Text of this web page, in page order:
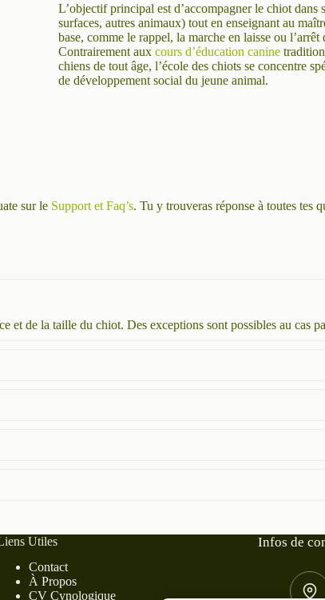
L’objectif principal est d’accompagner le chiot dans
surfaces, autres animaux) tout en enseignant au
base, comme le rappel, la marche en laisse ou l’arrêt
Contrairement aux cours d’éducation canine
chiens de tout âge, l’école des chiots se concentre
de développement social du jeune animal.
sur le Support et Faq’s. Tu y trouveras réponse à toutes tes
et de la taille du chiot. Des exceptions sont possibles au cas
Utiles
Contact
À Propos
CV Cynologique
Infos de